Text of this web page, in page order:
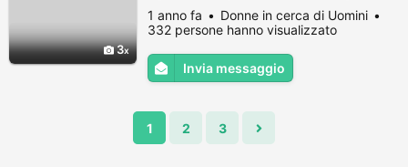
3
Bilancia.
1 anno fa
Donne in cerca di Uomini
332 persone hanno visualizzato
Invia messaggio
1 2 3